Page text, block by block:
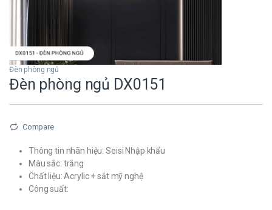
Đèn phòng ngủ
Đèn phòng ngủ DX0151
Compare
Thông tin nhãn hiệu: Seisi Nhập khẩu
Màu sắc: trắng
Chất liệu: Acrylic + sắt mỹ nghệ
Công suất: